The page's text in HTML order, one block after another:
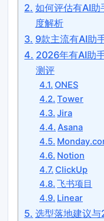
如何评估有AI助
度解析
9款主流有AI助
2026年有AI助
测评
ONES
Tower
Jira
Asana
Notion
ClickUp
飞书项目
Linear
选型落地建议